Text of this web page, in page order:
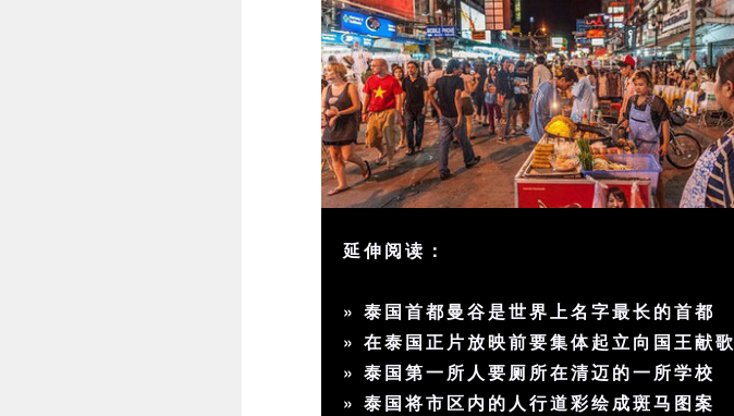
延伸阅读：
»泰国首都曼谷是世界上名字最长的首都
»在泰国正片放映前要集体起立向国王献歌
»泰国第一所人要厕所在清迈的一所学校
»泰国将市区内的人行道彩绘成斑马图案